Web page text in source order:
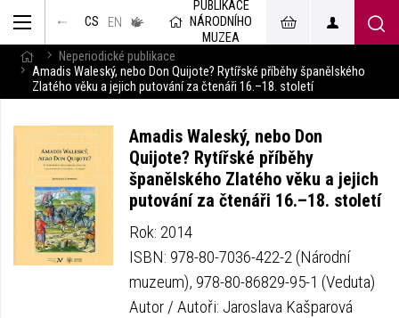
CS EN
v českém
jazyce
PUBLIKACE
NÁRODNÍHO
MUZEA
Neperiodické publikace
Amadis Waleský, nebo Don Quijote? Rytířské příběhy španělského
Zlatého věku a jejich putování za čtenáři 16.–18. století
Amadis Waleský, nebo Don
Quijote? Rytířské příběhy
španělského Zlatého věku a jejich
putování za čtenáři 16.–18. století
Rok: 2014
ISBN: 978-80-7036-422-2 (Národní
muzeum), 978-80-86829-95-1 (Veduta)
Autor / Autoři: Jaroslava Kašparová